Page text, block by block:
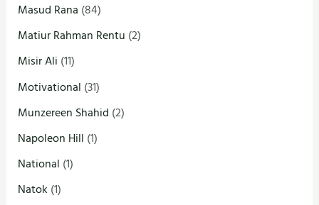
Masud Rana (84)
Matiur Rahman Rentu (2)
Misir Ali (11)
Motivational (31)
Munzereen Shahid (2)
Napoleon Hill (1)
National (1)
Natok (1)